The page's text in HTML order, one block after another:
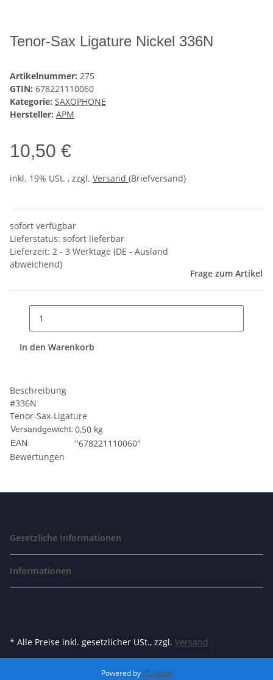
Tenor-Sax Ligature Nickel 336N
Artikelnummer: 275
GTIN: 678221110060
Kategorie: SAXOPHONE
Hersteller: APM
10,50 €
inkl. 19% USt. , zzgl. Versand (Briefversand)
sofort verfügbar
Lieferstatus: sofort lieferbar
Lieferzeit: 2 - 3 Werktage (DE - Ausland
abweichend)
Frage zum Artikel
In den Warenkorb
Beschreibung
#336N
Tenor-Sax-Ligature
Versandgewicht:0,50 kg
EAN:
"678221110060"
Bewertungen
Gesetzliche Informationen
Informationen
* Alle Preise inkl. gesetzlicher USt., zzgl. Versand
Powered by JTL-Shop